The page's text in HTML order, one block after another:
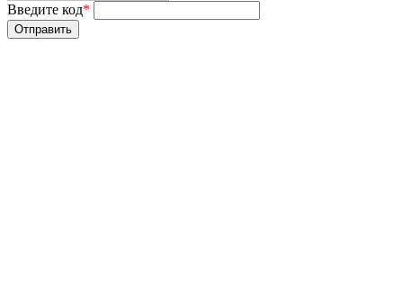
Введите код*
Отправить